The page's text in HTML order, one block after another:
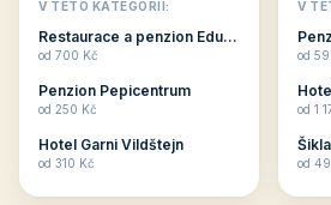
dovolenou přímo
souvisejí. Aktivní
odpočinek jso...
V TÉTO KATEGORII:
Restaurace a penzion Eduard
od 700 Kč
Penzion Pepicentrum
od 250 Kč
Hotel Garni Vildštejn
od 310 Kč
c...
V
od
od 1
od
👨‍👩‍👧‍👦